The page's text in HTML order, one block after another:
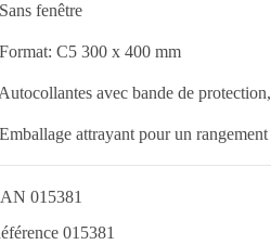
fenêtre
C5 300 x 400 mm
avec bande de
attrayant pour un
015381
015381